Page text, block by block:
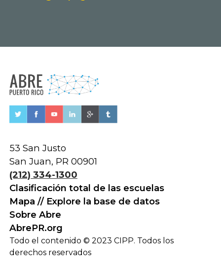
53 San Justo
San Juan, PR 00901
(212) 334-1300
Clasificación total de las escuelas
Mapa // Explore la base de datos
Sobre Abre
AbrePR.org
Todo el contenido © 2023 CIPP. Todos los
derechos reservados